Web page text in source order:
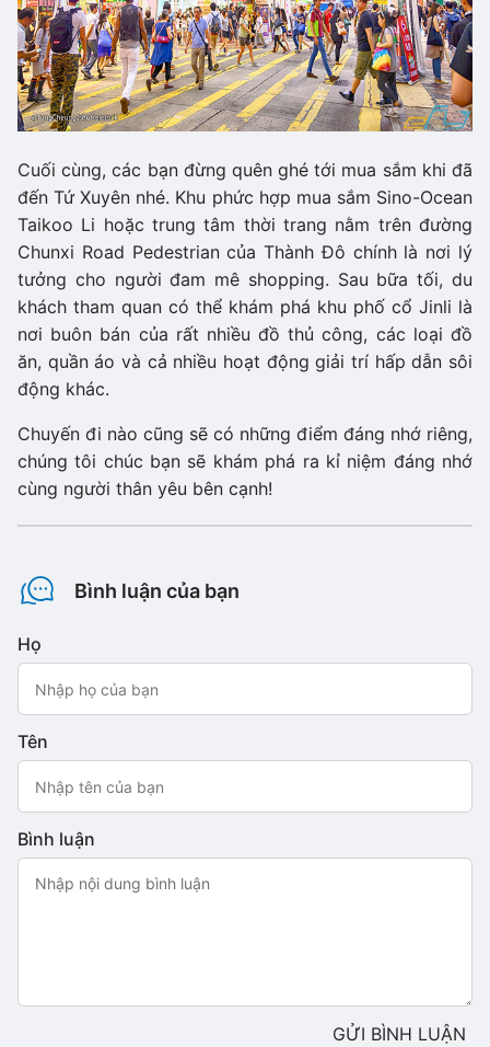
Cuối cùng, các bạn đừng quên ghé tới mua sắm khi đã
đến Tứ Xuyên nhé. Khu phức hợp mua sắm Sino-Ocean
Taikoo Li hoặc trung tâm thời trang nằm trên đường
Chunxi Road Pedestrian của Thành Đô chính là nơi lý
tưởng cho người đam mê shopping. Sau bữa tối, du
khách tham quan có thể khám phá khu phố cổ Jinli là
nơi buôn bán của rất nhiều đồ thủ công, các loại đồ
ăn, quần áo và cả nhiều hoạt động giải trí hấp dẫn sôi
động khác.
Chuyến đi nào cũng sẽ có những điểm đáng nhớ riêng,
chúng tôi chúc bạn sẽ khám phá ra kỉ niệm đáng nhớ
cùng người thân yêu bên cạnh!
Bình luận của bạn
Họ
Tên
Bình luận
GỬI BÌNH LUẬN